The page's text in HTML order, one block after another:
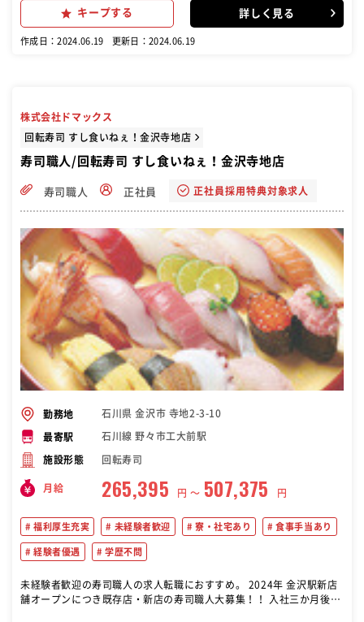
た、いづれ自分の店舗を持てる迄 に指導し、寿司ばかりでなく割烹等
の日本料理全般を身につけ、調理師免許、 ふぐ免許も取得することが
理技能士会に出場出来ます。★全国大会にも出場が出来、当 店では毎
キープする 詳しく見る
作成日：2024.06.19 更新日：2024.06.19
株式会社ドマックス
回転寿司 すし食いねぇ！金沢寺地店
寿司職人/回転寿司 すし食いねぇ！金沢寺地店
寿司職人 正社員 正社員採用特典対象求人
勤務地 石川県 金沢市 寺地2-3-10
最寄駅 石川線 野々市工大前駅
施設形態 回転寿司
月給 265,395 円 〜 507,375 円
福利厚生充実 未経験者歓迎 寮・社宅あり 食事手当あり
経験者優遇 学歴不問
未経験者歓迎の寿司職人の求人転職におすすめ。 2024年 金沢駅新店
舗オープンにつき既存店・新店の寿司職人大募集！！ 入社三か月後